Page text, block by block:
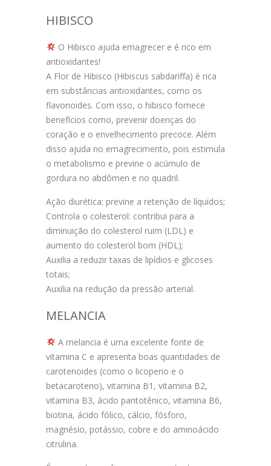
HIBISCO
O Hibisco ajuda emagrecer e é rico em
antioxidantes!
A Flor de Hibisco (Hibiscus sabdariffa) é rica
em substâncias antioxidantes, como os
flavonoides. Com isso, o hibisco fornece
benefícios como, prevenir doenças do
coração e o envelhecimento precoce. Além
disso ajuda no emagrecimento, pois estimula
o metabolismo e previne o acúmulo de
gordura no abdômen e no quadril.
Ação diurética: previne a retenção de líquidos;
Controla o colesterol: contribui para a
diminuição do colesterol ruim (LDL) e
aumento do colesterol bom (HDL);
Auxilia a reduzir taxas de lipídios e glicoses
totais;
Auxilia na redução da pressão arterial.
MELANCIA
A melancia é uma excelente fonte de
vitamina C e apresenta boas quantidades de
carotenoides (como o licopeno e o
betacaroteno), vitamina B1, vitamina B2,
vitamina B3, ácido pantotênico, vitamina B6,
biotina, ácido fólico, cálcio, fósforo,
magnésio, potássio, cobre e do aminoácido
citrulina.